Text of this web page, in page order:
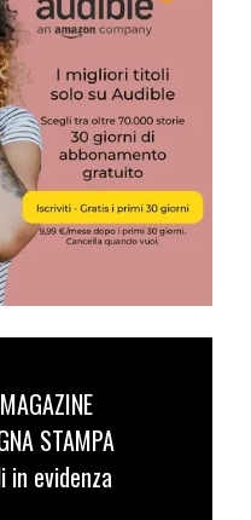
STAMPA
in evidenza